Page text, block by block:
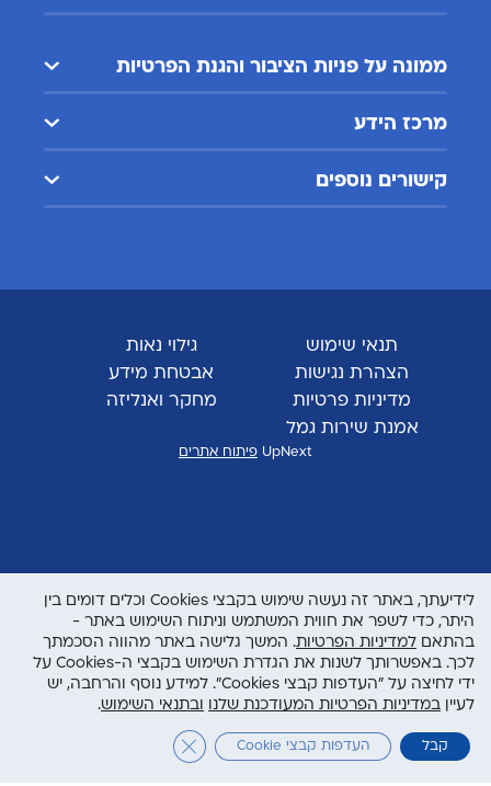
ממונה על פניות הציבור והגנת הפרטיות
מרכז הידע
קישורים נוספים
תנאי שימוש
גילוי נאות
הצהרת נגישות
אבטחת מידע
מדיניות פרטיות
מחקר ואנליזה
אמנת שירות גמל
UpNext פיתוח אתרים
לידיעתך, באתר זה נעשה שימוש בקבצי Cookies וכלים דומים בין
היתר, כדי לשפר את חווית המשתמש וניתוח השימוש באתר -
בהתאם למדיניות הפרטיות. המשך גלישה באתר מהווה הסכמתך
לכך. באפשרותך לשנות את הגדרת השימוש בקבצי ה-Cookies על
ידי לחיצה על "העדפות קבצי Cookies". למידע נוסף והרחבה, יש
לעיין במדיניות הפרטיות המעודכנת שלנו ובתנאי השימוש.
קבל העדפות קבצי Cookie Close GDPR Cookie Banner